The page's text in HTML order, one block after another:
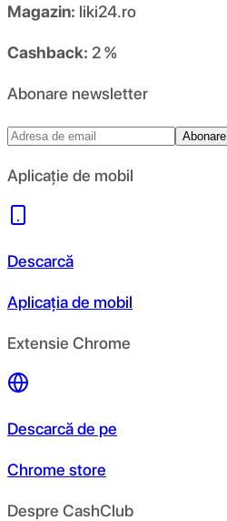
Magazin: liki24.ro
Cashback: 2 %
Abonare newsletter
Abonare
Aplicație de mobil
Descarcă
Aplicația de mobil
Extensie Chrome
Descarcă de pe
Chrome store
Despre CashClub